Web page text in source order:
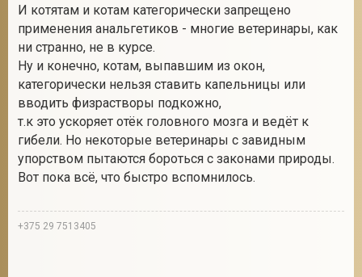
И котятам и котам категорически запрещено
применения анальгетиков - многие ветеринары, как
ни странно, не в курсе.
Ну и конечно, котам, выпавшим из окон,
категорически нельзя ставить капельницы или
вводить физрастворы подкожно,
т.к это ускоряет отёк головного мозга и ведёт к
гибели. Но некоторые ветеринары с завидным
упорством пытаются бороться с законами природы.
Вот пока всё, что быстро вспомнилось.
+375 29 7513405